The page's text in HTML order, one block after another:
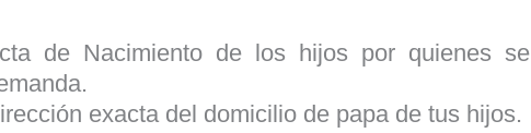
de Nacimiento de los hijos por quienes se
exacta del domicilio de papa de tus hijos.